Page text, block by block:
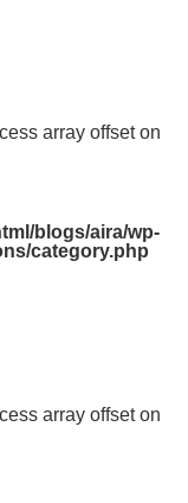
array offset on
blogs/aira/wp-
category.php
array offset on